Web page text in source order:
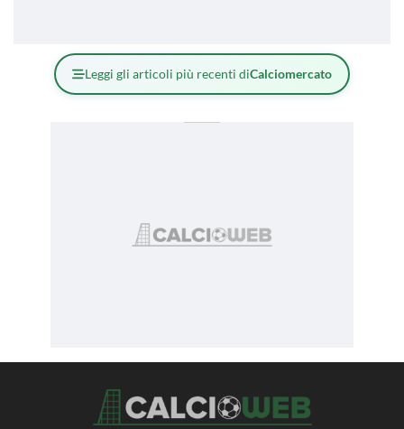
Leggi gli articoli più recenti diCalciomercato